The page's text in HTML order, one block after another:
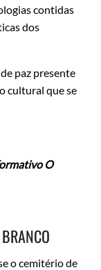
contidas
dos
paz presente
cultural que se
O
o cemitério de